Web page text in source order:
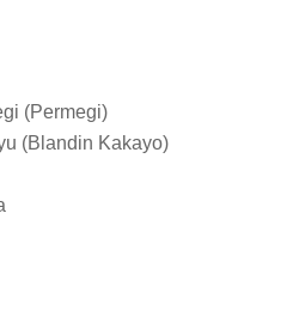
(Permegi)
(Blandin Kakayo)